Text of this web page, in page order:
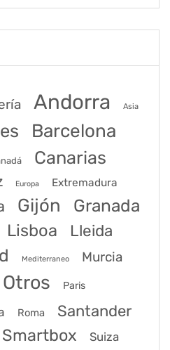
Andorra Asia
Barcelona
Canarias
Europa Extremadura
Gijón Granada
Lisboa Lleida
Mediterraneo Murcia
Otros Paris
Roma Santander
Smartbox Suiza